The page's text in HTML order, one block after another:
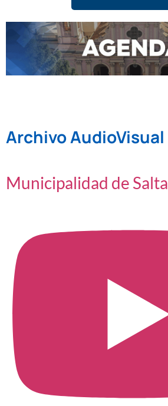
Archivo AudioVisual
Municipalidad de Salta